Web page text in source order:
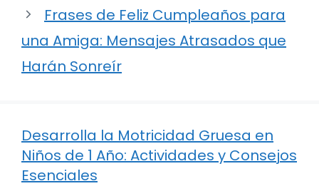
Frases de Feliz Cumpleaños para
una Amiga: Mensajes Atrasados que
Harán Sonreír
Desarrolla la Motricidad Gruesa en
Niños de 1 Año: Actividades y Consejos
Esenciales